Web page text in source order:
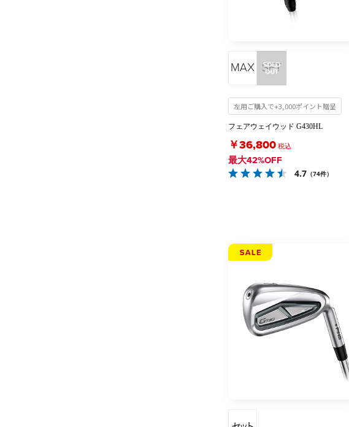
左用ご購入で+3,000ポイント贈呈
フェアウェイウッド G430HL
￥36,800税込
最大42%OFF
4.7 （74件）